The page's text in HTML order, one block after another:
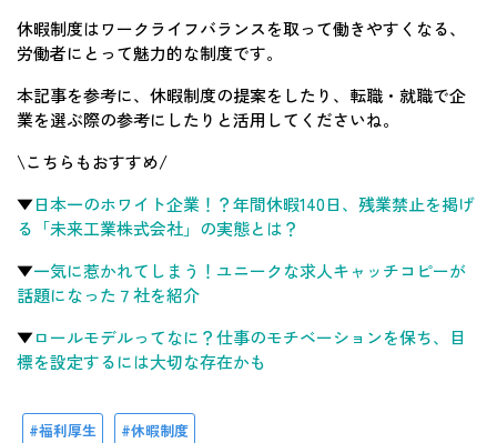
休暇制度はワークライフバランスを取って働きやすくなる、
労働者にとって魅力的な制度です。
本記事を参考に、休暇制度の提案をしたり、転職・就職で企
業を選ぶ際の参考にしたりと活用してくださいね。
\こちらもおすすめ/
▼日本一のホワイト企業！？年間休暇140日、残業禁止を掲げ
る「未来工業株式会社」の実態とは？
▼一気に惹かれてしまう！ユニークな求人キャッチコピーが
話題になった７社を紹介
▼ロールモデルってなに？仕事のモチベーションを保ち、目
標を設定するには大切な存在かも
福利厚生 休暇制度